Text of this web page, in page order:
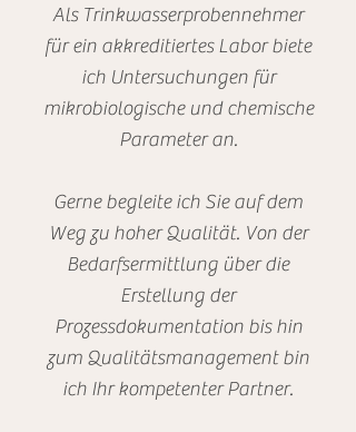
Als Trinkwasserprobennehmer
für ein akkreditiertes Labor biete
ich Untersuchungen für
mikrobiologische und chemische
Parameter an.
Gerne begleite ich Sie auf dem
Weg zu hoher Qualität. Von der
Bedarfsermittlung über die
Erstellung der
Prozessdokumentation bis hin
zum Qualitätsmanagement bin
ich Ihr kompetenter Partner.